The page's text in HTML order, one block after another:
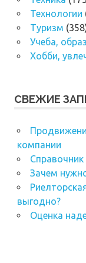
Технологии
Туризм
Учеба,
Хобби,
СВЕЖИЕ
компании
Справочник
Зачем
выгодно?
Оценка